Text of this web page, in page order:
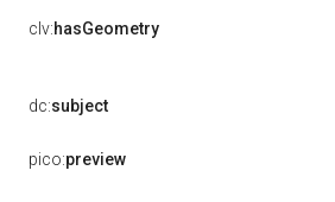
clv:hasGeometry
dc:subject
pico:preview